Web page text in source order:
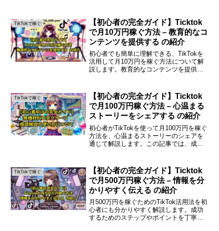
い。はじめにTikTokは短い動画を共有す
るプラット...
TikTokで稼ぐ
【初心者の完全ガイド】Ticktok
で月10万円稼ぐ方法 – 教育的なコ
ンテンツを提供する の紹介
初心者でも簡単に理解できる、TikTokを
活用して月10万円を稼ぐ方法について解
説します。教育的なコンテンツを提供す
トフォームとして人気を博しています
が、単なるエ...
TikTokで稼ぐ
【初心者の完全ガイド】Ticktok
で月100万円稼ぐ方法 – 心温まる
ストーリーをシェアする の紹介
初心者がTikTokを使って月100万円を稼ぐ
方法を、心温まるストーリーのシェアを
通じて解説します。この記事では、成功
る！TikTokで月100万円を稼ぐ方法
TikTok...
TikTokで稼ぐ
【初心者の完全ガイド】Ticktok
で月500万円稼ぐ方法 – 情報を分
かりやすく伝える の紹介
月500万円を稼ぐためのTikTok活用法を初
心者にも分かりやすく解説します。成功
するためのステップやポイントを丁寧に